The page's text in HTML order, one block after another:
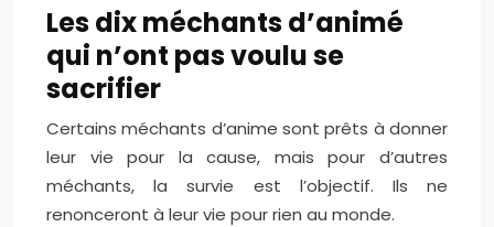
Les dix méchants d’animé
qui n’ont pas voulu se
sacrifier
Certains méchants d’anime sont prêts à donner
leur vie pour la cause, mais pour d’autres
méchants, la survie est l’objectif. Ils ne
renonceront à leur vie pour rien au monde.